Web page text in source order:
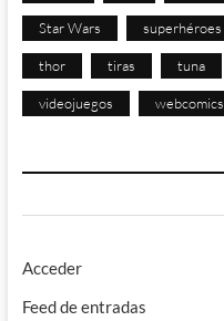
Star Wars superhéroes
thor tiras tuna
videojuegos webcomics
Acceder
Feed de entradas